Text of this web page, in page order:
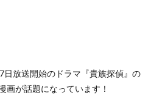
放送開始のドラマ『貴族探偵』の
画が話題になっています！